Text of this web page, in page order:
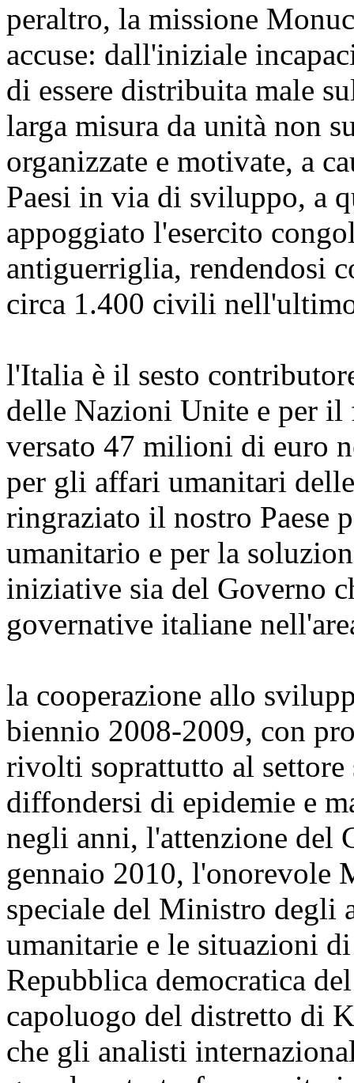
peraltro, la missione
accuse: dall'iniziale
di essere distribuita male
larga misura da unità non
organizzate e motivate, a
Paesi in via di sviluppo, a
appoggiato l'esercito
antiguerriglia, rendendosi
circa 1.400 civili
l'Italia è il sesto
delle Nazioni Unite e per
versato 47 milioni di euro
per gli affari umanitari
ringraziato il nostro Paese
umanitario e per la
iniziative sia del Governo
governative italiane
la cooperazione allo
biennio 2008-2009, con
rivolti soprattutto al
diffondersi di epidemie e
negli anni, l'attenzione del
gennaio 2010, l'onorevole
speciale del Ministro degli
umanitarie e le situazioni
Repubblica democratica
capoluogo del distretto di
che gli analisti